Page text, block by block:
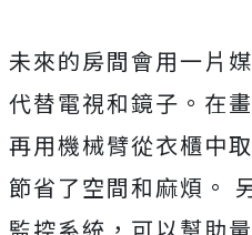
未來的房間會用一片
代替電視和鏡子。在
再用機械臂從衣櫃中
節省了空間和麻煩。